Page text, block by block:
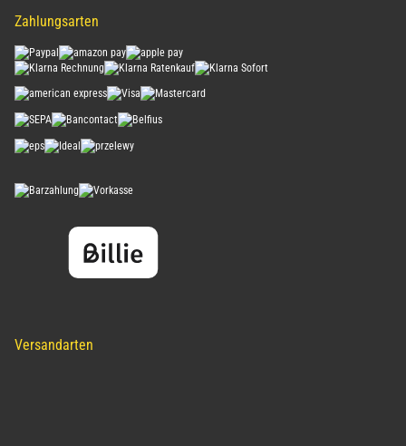
Zahlungsarten
Versandarten